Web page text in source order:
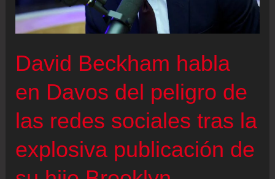
viralizarse
por
supuesto
“inapropiado”
con
en
su
David Beckham habla
en Davos del peligro de
las redes sociales tras la
explosiva publicación de